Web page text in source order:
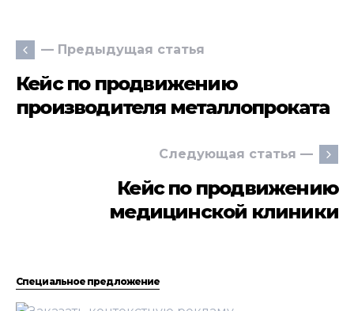
— Предыдущая статья
Кейс по продвижению
производителя металлопроката
Следующая статья —
Кейс по продвижению
медицинской клиники
Специальное предложение